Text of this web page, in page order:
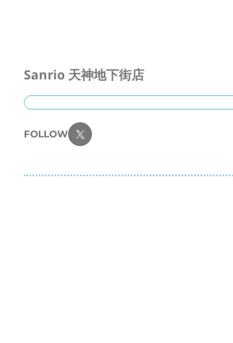
Sanrio 天神地下街店
FOLLOW